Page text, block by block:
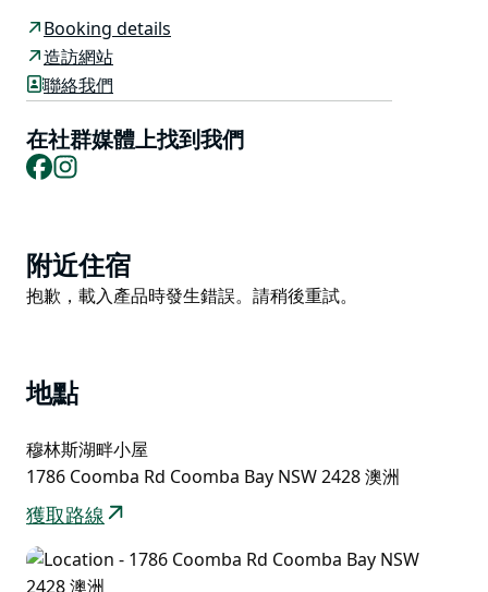
的甜辣蟹長桌午餐。所有這一切都將在風景如畫的湖畔半
島上的The Moorings Lakehouse舉行。
不妨再來一杯由屢獲殊榮的當地酒廠Wharf Street
Distillery調製的夏日金酒雞尾酒，以及幾隻鮮美的沃利
斯湖牡蠣，為這場精彩絕倫的夏日美食盛宴畫上完美的句
和動態的旋律，讓這場盛宴持續到日落。
您可以先在有機花園中採摘食材，Wharf Street
蟹人一起享用新鮮捕撈的螃蟹。
接下來，把收穫的螃蟹交給廚師，讓他們烹調一盤甜辣藍
蟹，再撬開幾隻沃利斯湖生蠔。在長桌旁，與新老朋友圍
坐一旁，聆聽來自The Potbelleez樂隊的伊蘭·基德倫大
Booking details
造訪網站
聯絡我們
在社群媒體上找到我們
Facebook
Product
List
附近住宿
Product
抱歉，載入產品時發生錯誤。請稍後重試。
地點
穆林斯湖畔小屋
1786 Coomba Rd Coomba Bay NSW 2428 澳洲
獲取路線